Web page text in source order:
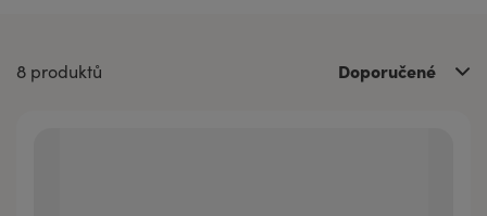
8 produktů Doporučené